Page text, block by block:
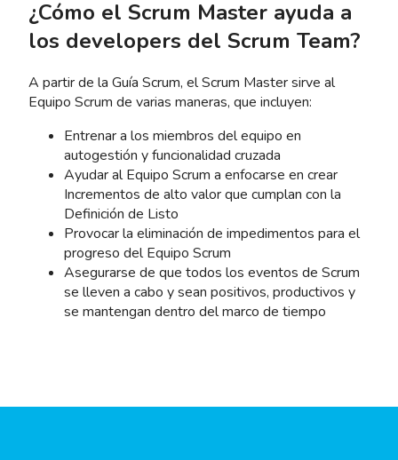
¿Cómo el Scrum Master ayuda a
los developers del Scrum Team?
A partir de la Guía Scrum, el Scrum Master sirve al
Equipo Scrum de varias maneras, que incluyen:
Entrenar a los miembros del equipo en
autogestión y funcionalidad cruzada
Ayudar al Equipo Scrum a enfocarse en crear
Incrementos de alto valor que cumplan con la
Definición de Listo
Provocar la eliminación de impedimentos para el
progreso del Equipo Scrum
Asegurarse de que todos los eventos de Scrum
se lleven a cabo y sean positivos, productivos y
se mantengan dentro del marco de tiempo